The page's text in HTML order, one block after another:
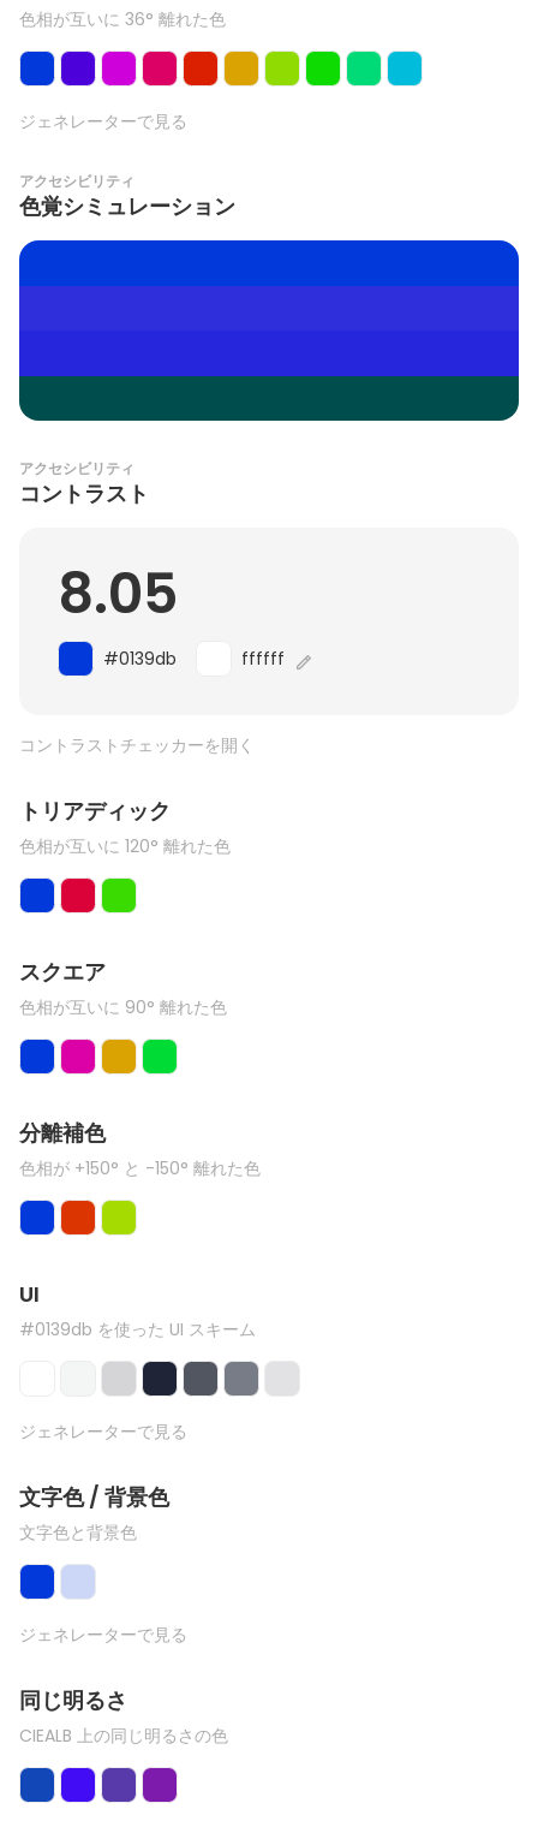
色相が互いに 36° 離れた色
ジェネレーターで見る
アクセシビリティ
色覚シミュレーション
アクセシビリティ
コントラスト
8.05
#0139db ffffff
コントラストチェッカーを開く
トリアディック
色相が互いに 120° 離れた色
スクエア
色相が互いに 90° 離れた色
分離補色
色相が +150° と -150° 離れた色
UI
#0139db を使った UI スキーム
ジェネレーターで見る
文字色 / 背景色
文字色と背景色
ジェネレーターで見る
同じ明るさ
CIEALB 上の同じ明るさの色